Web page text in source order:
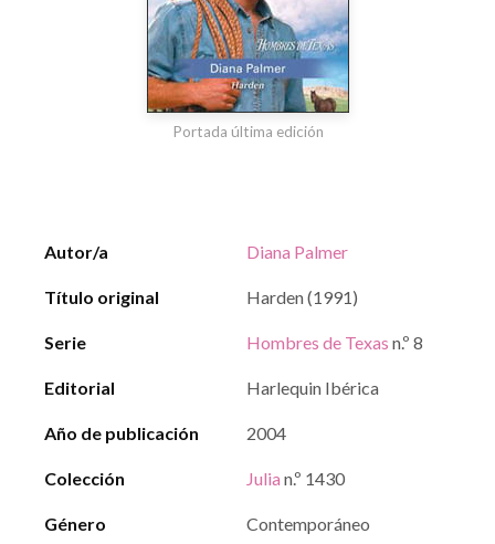
Autor/a Diana Palmer
Título original Harden (1991)
Serie Hombres de Texas n.º 8
Editorial Harlequin Ibérica
Año de publicación 2004
Colección Julia n.º 1430
Género Contemporáneo
Portada última edición